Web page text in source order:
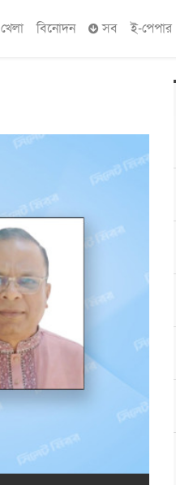
খেলা বিনোদন সব ই-পেপার